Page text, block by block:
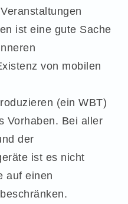
ist eine gute Sache
von mobilen
(ein WBT)
Vorhaben. Bei aller
der
ist es nicht
auf einen